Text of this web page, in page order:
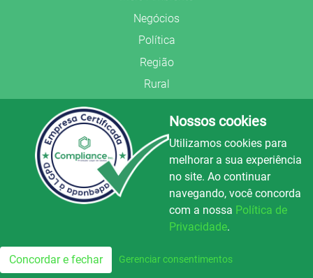
Negócios
Política
Região
Rural
Segurança Pública
União Frederiquense
© Copyright 2022.LA+.
Todos os direitos reservados.
100.3
FM
Nossos cookies
Utilizamos cookies para
melhorar a sua experiência
no site. Ao continuar
navegando, você concorda
com a nossa Política de
Privacidade.
Concordar e fechar Gerenciar consentimentos